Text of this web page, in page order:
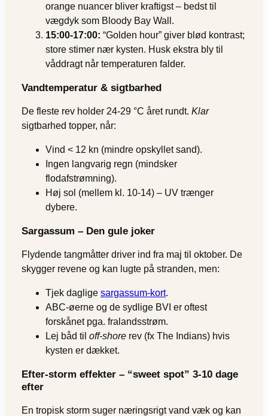
orange nuancer bliver kraftigst – bedst til
vægdyk som Bloody Bay Wall.
15:00-17:00: “Golden hour” giver blød kontrast;
store stimer nær kysten. Husk ekstra bly til
våddragt når temperaturen falder.
Vandtemperatur & sigtbarhed
De fleste rev holder 24-29 °C året rundt. Klar
sigtbarhed topper, når:
Vind < 12 kn (mindre opskyllet sand).
Ingen langvarig regn (mindsker
flodafstrømning).
Høj sol (mellem kl. 10-14) – UV trænger
dybere.
Sargassum – Den gule joker
Flydende tangmåtter driver ind fra maj til oktober. De
skygger revene og kan lugte på stranden, men:
Tjek daglige sargassum-kort.
ABC-øerne og de sydlige BVI er oftest
forskånet pga. fralandsstrøm.
Lej båd til off-shore rev (fx The Indians) hvis
kysten er dækket.
Efter-storm effekter – “sweet spot” 3-10 dage
efter
En tropisk storm suger næringsrigt vand væk og kan